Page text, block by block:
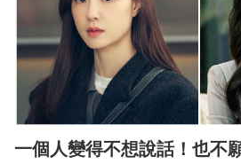
一個人變得不想說話！也